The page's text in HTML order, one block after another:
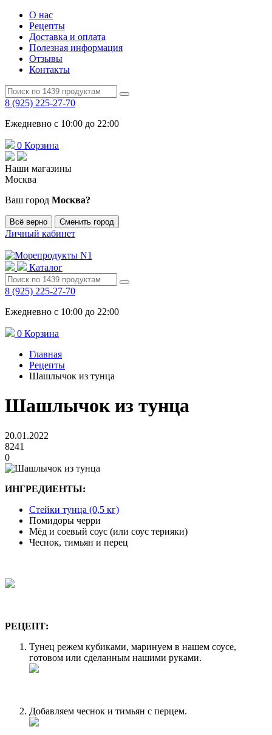
О нас
Рецепты
Доставка и оплата
Полезная информация
Отзывы
Контакты
8 (925) 225-27-70
Ежедневно с 10:00 до 22:00
0 Корзина
Наши магазины
Москва
Ваш город Москва?
Всё верно Сменить город
Личный кабинет
Каталог
8 (925) 225-27-70
Ежедневно с 10:00 до 22:00
0 Корзина
Главная
Рецепты
Шашлычок из тунца
Шашлычок из тунца
20.01.2022
8241
0
ИНГРЕДИЕНТЫ:
Стейки тунца (0,5 кг)
Помидоры черри
Мёд и соевый соус (или соус терияки)
Чеснок, тимьян и перец
РЕЦЕПТ:
Тунец режем кубиками, маринуем в нашем соусе,
готовом или сделанным нашими руками.
Добавляем чеснок и тимьян с перцем.